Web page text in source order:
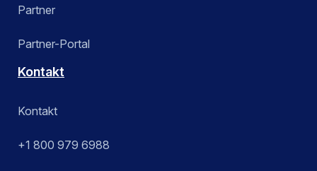
Partner
Partner-Portal
Kontakt
Kontakt
+1 800 979 6988